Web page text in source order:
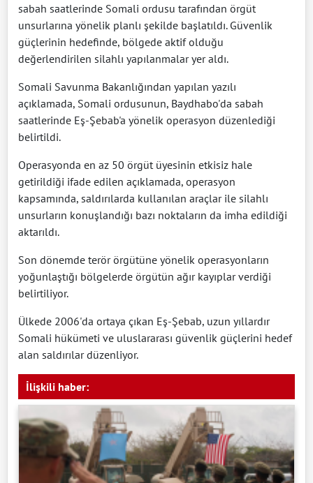
sabah saatlerinde Somali ordusu tarafından örgüt
unsurlarına yönelik planlı şekilde başlatıldı. Güvenlik
güçlerinin hedefinde, bölgede aktif olduğu
değerlendirilen silahlı yapılanmalar yer aldı.
Somali Savunma Bakanlığından yapılan yazılı
açıklamada, Somali ordusunun, Baydhabo'da sabah
saatlerinde Eş-Şebab'a yönelik operasyon düzenlediği
belirtildi.
Operasyonda en az 50 örgüt üyesinin etkisiz hale
getirildiği ifade edilen açıklamada, operasyon
kapsamında, saldırılarda kullanılan araçlar ile silahlı
unsurların konuşlandığı bazı noktaların da imha edildiği
aktarıldı.
Son dönemde terör örgütüne yönelik operasyonların
yoğunlaştığı bölgelerde örgütün ağır kayıplar verdiği
belirtiliyor.
Ülkede 2006'da ortaya çıkan Eş-Şebab, uzun yıllardır
Somali hükümeti ve uluslararası güvenlik güçlerini hedef
alan saldırılar düzenliyor.
İlişkili haber: